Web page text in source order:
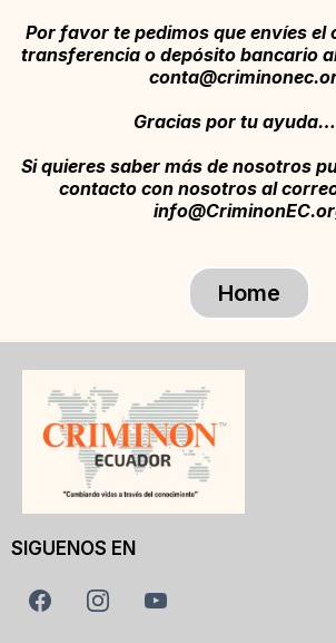
Por favor te pedimos que envíes el
transferencia o depósito bancario
Gracias por tu
Si quieres saber más de nosotros
contacto con nosotros al
Home
SIGUENOS EN